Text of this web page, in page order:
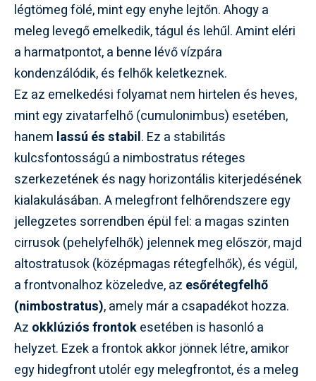
légtömeg fölé, mint egy enyhe lejtőn. Ahogy a
meleg levegő emelkedik, tágul és lehűl. Amint eléri
a harmatpontot, a benne lévő vízpára
kondenzálódik, és felhők keletkeznek.
Ez az emelkedési folyamat nem hirtelen és heves,
mint egy zivatarfelhő (cumulonimbus) esetében,
hanem lassú és stabil. Ez a stabilitás
kulcsfontosságú a nimbostratus réteges
szerkezetének és nagy horizontális kiterjedésének
kialakulásában. A melegfront felhőrendszere egy
jellegzetes sorrendben épül fel: a magas szinten
cirrusok (pehelyfelhők) jelennek meg először, majd
altostratusok (középmagas rétegfelhők), és végül,
a frontvonalhoz közeledve, az esőrétegfelhő
(nimbostratus), amely már a csapadékot hozza.
Az okklúziós frontokesetében is hasonló a
helyzet. Ezek a frontok akkor jönnek létre, amikor
egy hidegfront utolér egy melegfrontot, és a meleg